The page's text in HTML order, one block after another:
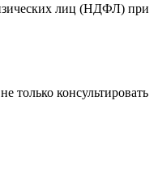
лиц (НДФЛ) при
только консультировать